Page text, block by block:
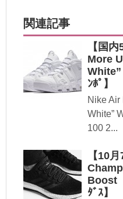
関連記事
【国
More
White”
ﾝﾎﾟ】
Nike Air
White”
100 2...
【10
Boost
ﾀﾞｽ】